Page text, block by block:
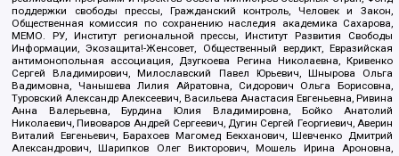
поддержки свободы прессы, Гражданский контроль, Человек и Закон,
Общественная комиссия по сохранению наследия академика Сахарова,
МЕМО. РУ, Институт региональной прессы, Институт Развития Свободы
Информации, Экозащита!-Женсовет, Общественный вердикт, Евразийская
антимонопольная ассоциация, Дзугкоева Регина Николаевна, Кривенко
Сергей Владимирович, Милославский Павел Юрьевич, Шнырова Ольга
Вадимовна, Чанышева Лилия Айратовна, Сидорович Ольга Борисовна,
Туровский Александр Алексеевич, Васильева Анастасия Евгеньевна, Ривина
Анна Валерьевна, Бурдина Юлия Владимировна, Бойко Анатолий
Николаевич, Пивоваров Андрей Сергеевич, Дугин Сергей Георгиевич, Аверин
Виталий Евгеньевич, Барахоев Магомед Бекханович, Шевченко Дмитрий
Александрович, Шарипков Олег Викторович, Мошель Ирина Ароновна,